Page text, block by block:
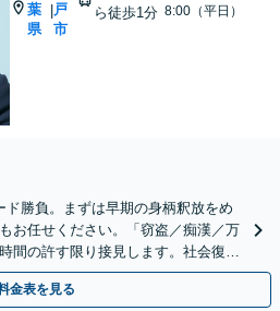
葉
県
|戸
市
ら徒歩1分 8:00（平日）
ド勝負。まずは早期の身柄釈放をめ
お任せください。「窃盗／痴漢／万
間の許す限り接見します。社会復帰
金表を見る